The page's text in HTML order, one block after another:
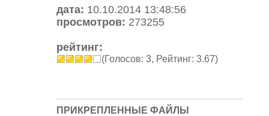
дата: 10.10.2014 13:48:56
просмотров: 273255
рейтинг:
(Голосов: 3, Рейтинг: 3.67)
ПРИКРЕПЛЕННЫЕ ФАЙЛЫ